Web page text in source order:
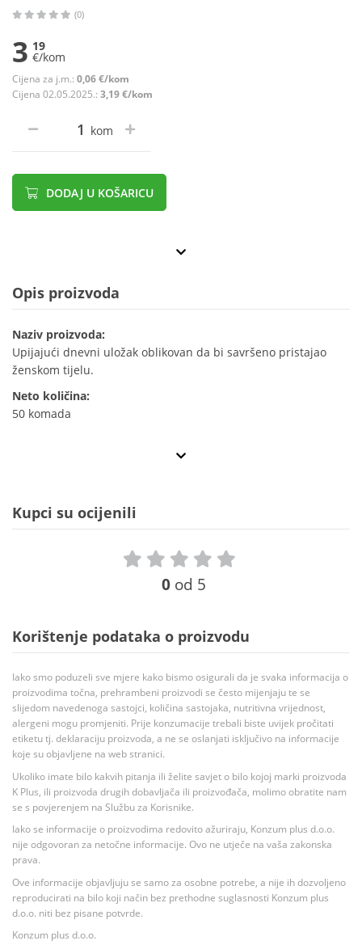
(0)
3 19
€/kom
Cijena za j.m.: 0,06 €/kom
Cijena 02.05.2025.: 3,19 €/kom
kom
DODAJ U KOŠARICU
Opis proizvoda
Naziv proizvoda:
Upijajući dnevni uložak oblikovan da bi savršeno pristajao
ženskom tijelu.
Neto količina:
50 komada
Kupci su ocijenili
0 od 5
Korištenje podataka o proizvodu
Iako smo poduzeli sve mjere kako bismo osigurali da je svaka informacija o
proizvodima točna, prehrambeni proizvodi se često mijenjaju te se
slijedom navedenoga sastojci, količina sastojaka, nutritivna vrijednost,
alergeni mogu promjeniti. Prije konzumacije trebali biste uvijek pročitati
etiketu tj. deklaraciju proizvoda, a ne se oslanjati isključivo na informacije
koje su objavljene na web stranici.
Ukoliko imate bilo kakvih pitanja ili želite savjet o bilo kojoj marki proizvoda
K Plus, ili proizvoda drugih dobavljača ili proizvođača, molimo obratite nam
se s povjerenjem na Službu za Korisnike.
Iako se informacije o proizvodima redovito ažuriraju, Konzum plus d.o.o.
nije odgovoran za netočne informacije. Ovo ne utječe na vaša zakonska
prava.
Ove informacije objavljuju se samo za osobne potrebe, a nije ih dozvoljeno
reproducirati na bilo koji način bez prethodne suglasnosti Konzum plus
d.o.o. niti bez pisane potvrde.
Konzum plus d.o.o.